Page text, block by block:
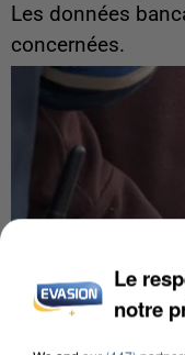
Les données
concernées.
Le
notre